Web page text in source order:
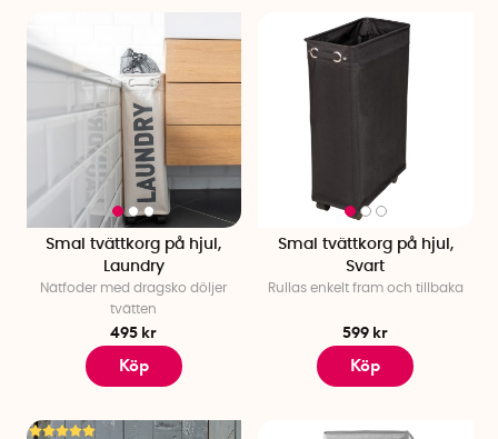
Smal tvättkorg på hjul,
Laundry
Nätfoder med dragsko döljer
tvätten
495 kr
Köp
Smal tvättkorg på hjul,
Svart
Rullas enkelt fram och tillbaka
599 kr
Köp